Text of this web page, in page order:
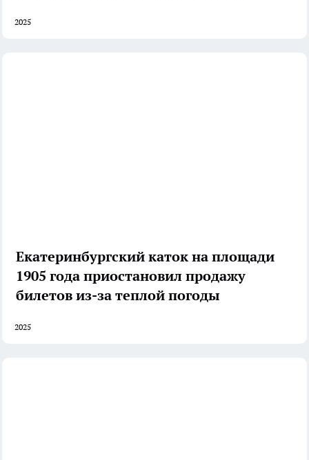
2025
Екатеринбургский каток на площади
1905 года приостановил продажу
билетов из-за теплой погоды
2025